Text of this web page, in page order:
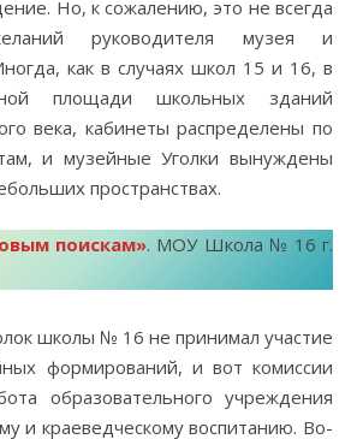
Но, к сожалению, это не всегда
руководителя музея и
как в случаях школ 15 и 16, в
площади школьных зданий
века, кабинеты распределены по
и музейные Уголки вынуждены
пространствах.
поискам». МОУ Школа № 16 г.
школы № 16 не принимал участие
формирований, и вот комиссии
образовательного учреждения
и краеведческому воспитанию. Во-